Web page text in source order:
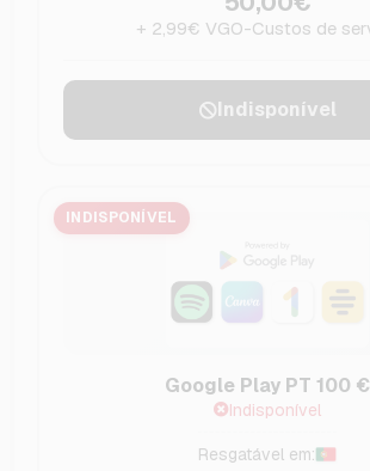
+ 2,99€ VGO-Custos de
Indisponível
INDISPONÍVEL
Google Play PT 100 €
Indisponível
Resgatável em: